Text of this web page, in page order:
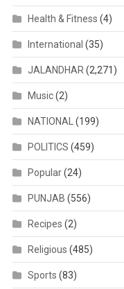
Health & Fitness (4)
International (35)
JALANDHAR (2,271)
Music(2)
NATIONAL (199)
POLITICS (459)
Popular(24)
PUNJAB (556)
Recipes (2)
Religious (485)
Sports (83)